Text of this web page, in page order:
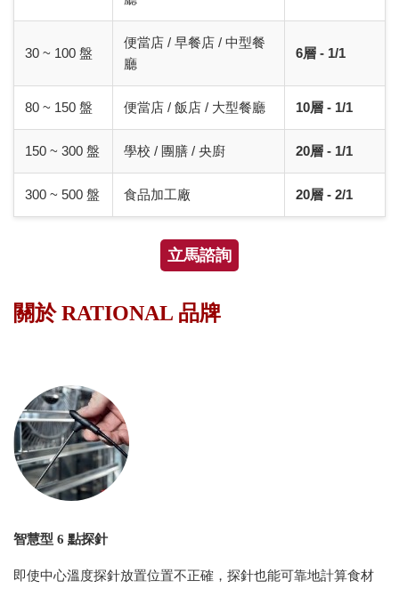
30 ~ 100 盤
便當店 / 早餐店 / 中型餐
廳
6層 - 1/1
80 ~ 150 盤 便當店 / 飯店 / 大型餐廳 10層 - 1/1
150 ~ 300 盤 學校 / 團膳 / 央廚 20層 - 1/1
300 ~ 500 盤 食品加工廠 20層 - 2/1
立馬諮詢
關於 RATIONAL 品牌
智慧型 6 點探針
即使中心溫度探針放置位置不正確，探針也能可靠地計算食材